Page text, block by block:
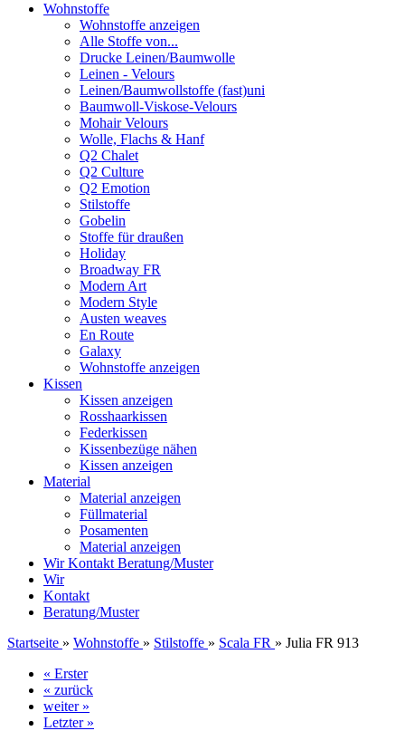
Wohnstoffe
Wohnstoffe anzeigen
Alle Stoffe von...
Drucke Leinen/Baumwolle
Leinen - Velours
Leinen/Baumwollstoffe (fast)uni
Baumwoll-Viskose-Velours
Mohair Velours
Wolle, Flachs & Hanf
Q2 Chalet
Q2 Culture
Q2 Emotion
Stilstoffe
Gobelin
Stoffe für draußen
Holiday
Broadway FR
Modern Art
Modern Style
Austen weaves
En Route
Galaxy
Wohnstoffe anzeigen
Kissen
Kissen anzeigen
Rosshaarkissen
Federkissen
Kissenbezüge nähen
Kissen anzeigen
Material
Material anzeigen
Füllmaterial
Posamenten
Material anzeigen
WirKontakt Beratung/Muster
Wir
Kontakt
Beratung/Muster
Startseite » Wohnstoffe » Stilstoffe » Scala FR » Julia FR 913
« Erster
« zurück
weiter »
Letzter »